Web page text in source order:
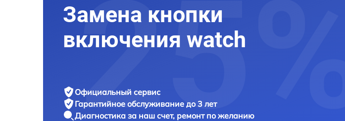
Замена кнопки
включения watch
Официальный сервис
Гарантийное обслуживание до 3 лет
Диагностика за наш счет, ремонт по желанию